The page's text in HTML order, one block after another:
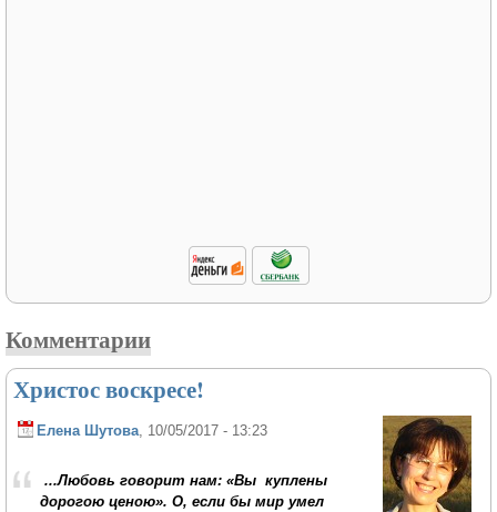
Комментарии
Христос воскресе!
Елена Шутова, 10/05/2017 - 13:23
...Любовь говорит нам: «Вы куплены
дорогою ценою». О, если бы мир умел